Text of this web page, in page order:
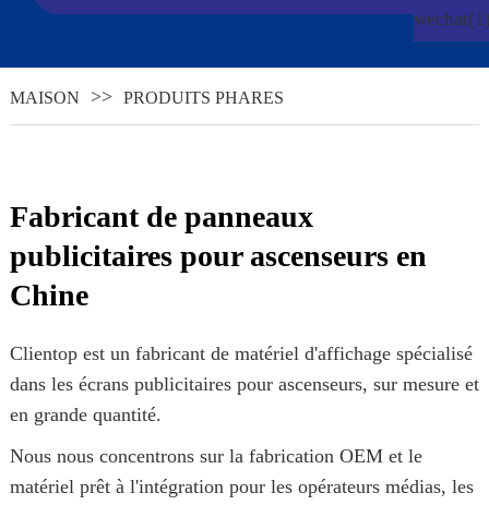
MAISON PRODUITS PHARES
Fabricant de panneaux
publicitaires pour ascenseurs en
Chine
Clientop est un fabricant de matériel d'affichage spécialisé
dans les écrans publicitaires pour ascenseurs, sur mesure et
en grande quantité.
Nous nous concentrons sur la fabrication OEM et le
matériel prêt à l'intégration pour les opérateurs médias, les